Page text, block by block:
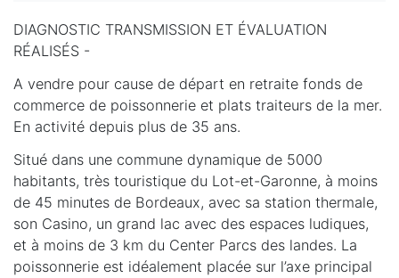
DIAGNOSTIC TRANSMISSION ET ÉVALUATION
RÉALISÉS -
A vendre pour cause de départ en retraite fonds de
commerce de poissonnerie et plats traiteurs de la mer.
En activité depuis plus de 35 ans.
Situé dans une commune dynamique de 5000
habitants, très touristique du Lot-et-Garonne, à moins
de 45 minutes de Bordeaux, avec sa station thermale,
son Casino, un grand lac avec des espaces ludiques,
et à moins de 3 km du Center Parcs des landes. La
poissonnerie est idéalement placée sur l’axe principal